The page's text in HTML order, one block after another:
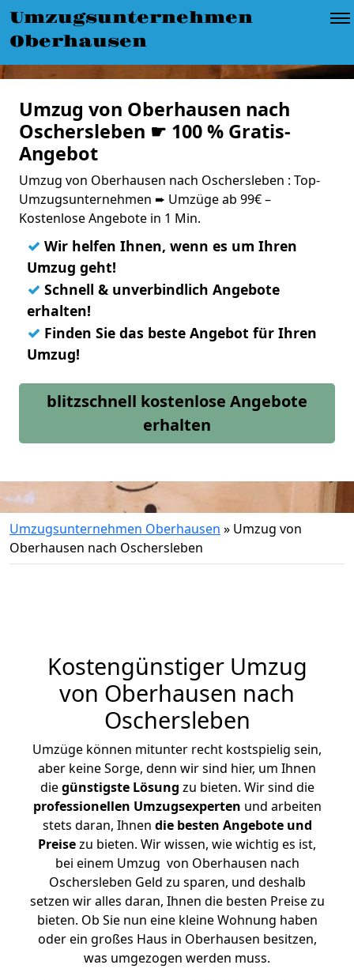
Umzugsunternehmen
Oberhausen
Umzug von Oberhausen nach
Oschersleben ☛ 100 % Gratis-
Angebot
Umzug von Oberhausen nach Oschersleben : Top-
Umzugsunternehmen ➨ Umzüge ab 99€ –
Kostenlose Angebote in 1 Min.
✓ Wir helfen Ihnen, wenn es um Ihren
Umzug geht!
✓ Schnell & unverbindlich Angebote
erhalten!
✓ Finden Sie das beste Angebot für Ihren
Umzug!
blitzschnell kostenlose Angebote
erhalten
Umzugsunternehmen Oberhausen » Umzug von
Oberhausen nach Oschersleben
Kostengünstiger Umzug
von Oberhausen nach
Oschersleben
Umzüge können mitunter recht kostspielig sein,
aber keine Sorge, denn wir sind hier, um Ihnen
diegünstigste Lösung zu bieten. Wir sind die
professionellen Umzugsexperten und arbeiten
stets daran, Ihnen die besten Angebote und
Preisezu bieten. Wir wissen, wie wichtig es ist,
bei einem Umzug von Oberhausen nach
Oschersleben Geld zu sparen, und deshalb
setzen wir alles daran, Ihnen die besten Preise zu
bieten. Ob Sie nun eine kleine Wohnung haben
oder ein großes Haus in Oberhausen besitzen,
was umgezogen werden muss.